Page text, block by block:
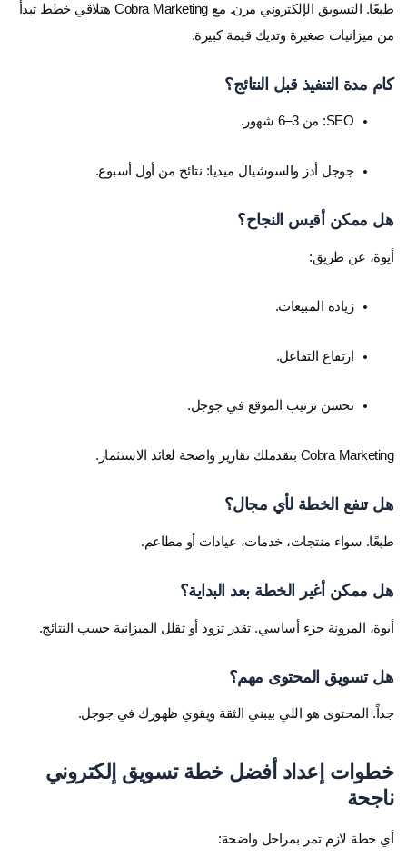
طبعًا. التسويق الإلكتروني مرن. مع Cobra Marketing هتلاقي خطط تبدأ
من ميزانيات صغيرة وتديك قيمة كبيرة.
كام مدة التنفيذ قبل النتائج؟
SEO: من 3–6 شهور.
جوجل أدز والسوشيال ميديا: نتائج من أول أسبوع.
هل ممكن أقيس النجاح؟
أيوة، عن طريق:
زيادة المبيعات.
ارتفاع التفاعل.
تحسن ترتيب الموقع في جوجل.
Cobra Marketing بتقدملك تقارير واضحة لعائد الاستثمار.
هل تنفع الخطة لأي مجال؟
طبعًا. سواء منتجات، خدمات، عيادات أو مطاعم.
هل ممكن أغير الخطة بعد البداية؟
أيوة، المرونة جزء أساسي. تقدر تزود أو تقلل الميزانية حسب النتائج.
هل تسويق المحتوى مهم؟
جداً. المحتوى هو اللي بيبني الثقة ويقوي ظهورك في جوجل.
خطوات إعداد أفضل خطة تسويق إلكتروني
ناجحة
أي خطة لازم تمر بمراحل واضحة: